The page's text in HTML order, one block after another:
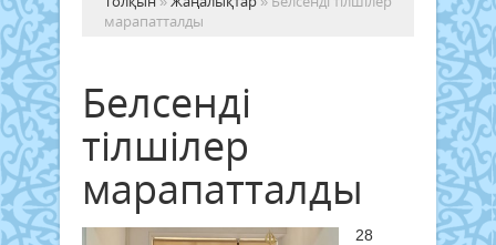
марапатталды
Белсенді
тілшілер
марапатталды
28